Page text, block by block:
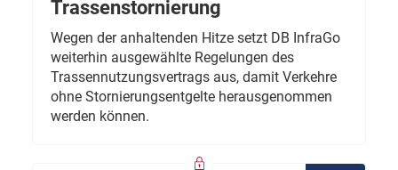
Trassenstornierung
Wegen der anhaltenden Hitze setzt DB InfraGo
weiterhin ausgewählte Regelungen des
Trassennutzungsvertrags aus, damit Verkehre
ohne Stornierungsentgelte herausgenommen
werden können.